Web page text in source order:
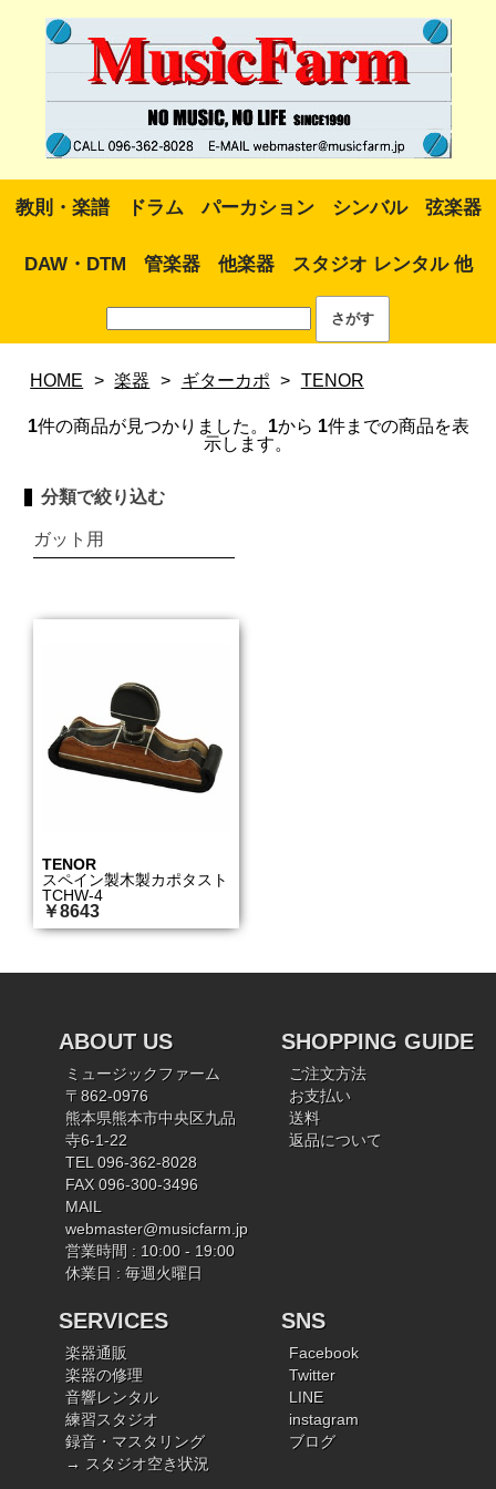
教則・楽譜 ドラム パーカション シンバル 弦楽器
DAW・DTM 管楽器 他楽器 スタジオ レンタル 他
HOME > 楽器 > ギターカポ > TENOR
1件の商品が見つかりました。 1から 1件までの商品を表
示します。
分類で絞り込む
ガット用
TENOR
スペイン製木製カポタスト
TCHW-4
￥8643
ABOUT US
ミュージックファーム
〒862-0976
熊本県熊本市中央区九品
寺6-1-22
TEL 096-362-8028
FAX 096-300-3496
MAIL
webmaster@musicfarm.jp
営業時間 : 10:00 - 19:00
休業日 : 毎週火曜日
SHOPPING GUIDE
ご注文方法
お支払い
送料
返品について
SERVICES
楽器通販
楽器の修理
音響レンタル
練習スタジオ
録音・マスタリング
→ スタジオ空き状況
SNS
Facebook
Twitter
LINE
instagram
ブログ